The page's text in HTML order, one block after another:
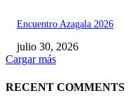
Encuentro Azagala 2026
julio 30, 2026
Cargar más
RECENT COMMENTS